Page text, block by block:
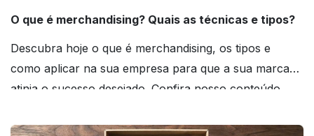
O que é merchandising? Quais as técnicas e tipos?
Descubra hoje o que é merchandising, os tipos e
como aplicar na sua empresa para que a sua marca
atinja o sucesso desejado. Confira nosso conteúdo